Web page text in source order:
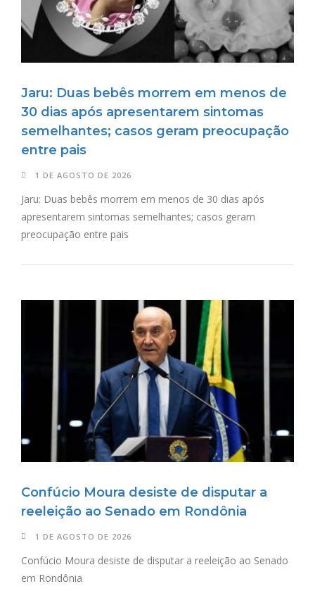
Jaru: Duas bebês morrem em menos de
30 dias após apresentarem sintomas
semelhantes; casos geram preocupação
entre pais
1 DE AGOSTO DE 2026
Jaru: Duas bebês morrem em menos de 30 dias após
apresentarem sintomas semelhantes; casos geram
preocupação entre pais
Confúcio Moura desiste de disputar a
reeleição ao Senado em Rondônia
1 DE AGOSTO DE 2026
Confúcio Moura desiste de disputar a reeleição ao Senado
em Rondônia